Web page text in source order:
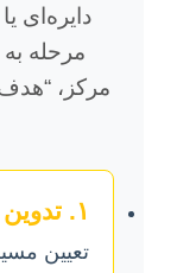
دایره‌ای
مرحله
مرکز،
۱. تدوین سوال و فرضیه
تعیین